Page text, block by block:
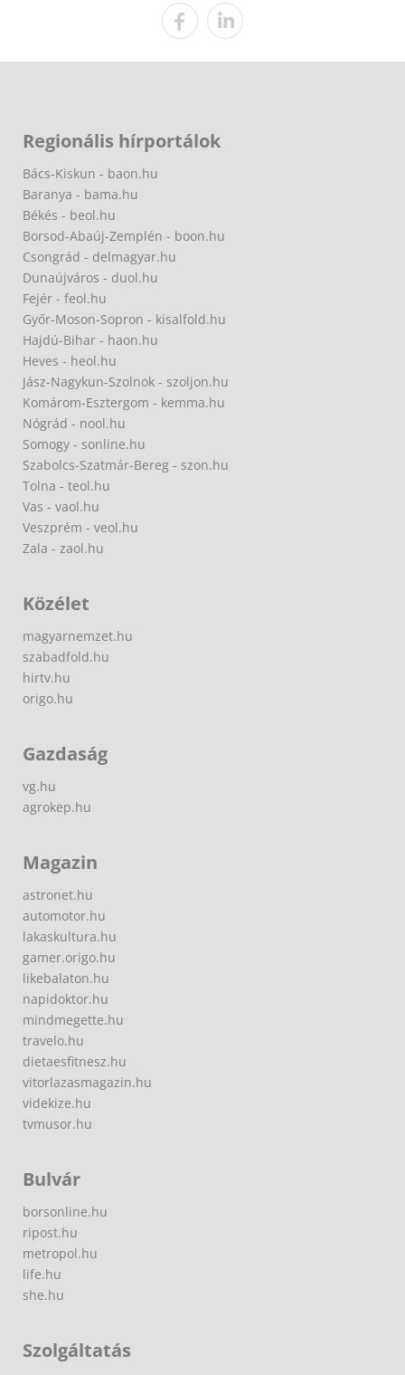
Regionális hírportálok
Bács-Kiskun - baon.hu
Baranya - bama.hu
Békés - beol.hu
Borsod-Abaúj-Zemplén - boon.hu
Csongrád - delmagyar.hu
Dunaújváros - duol.hu
Fejér - feol.hu
Győr-Moson-Sopron - kisalfold.hu
Hajdú-Bihar - haon.hu
Heves - heol.hu
Jász-Nagykun-Szolnok - szoljon.hu
Komárom-Esztergom - kemma.hu
Nógrád - nool.hu
Somogy - sonline.hu
Szabolcs-Szatmár-Bereg - szon.hu
Tolna - teol.hu
Vas - vaol.hu
Veszprém - veol.hu
Zala - zaol.hu
Közélet
magyarnemzet.hu
szabadfold.hu
hirtv.hu
origo.hu
Gazdaság
vg.hu
agrokep.hu
Magazin
astronet.hu
automotor.hu
lakaskultura.hu
gamer.origo.hu
likebalaton.hu
napidoktor.hu
mindmegette.hu
travelo.hu
dietaesfitnesz.hu
vitorlazasmagazin.hu
videkize.hu
tvmusor.hu
Bulvár
borsonline.hu
ripost.hu
metropol.hu
life.hu
she.hu
Szolgáltatás